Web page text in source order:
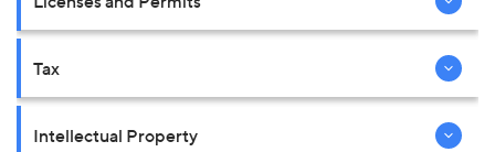
Tax
Intellectual Property